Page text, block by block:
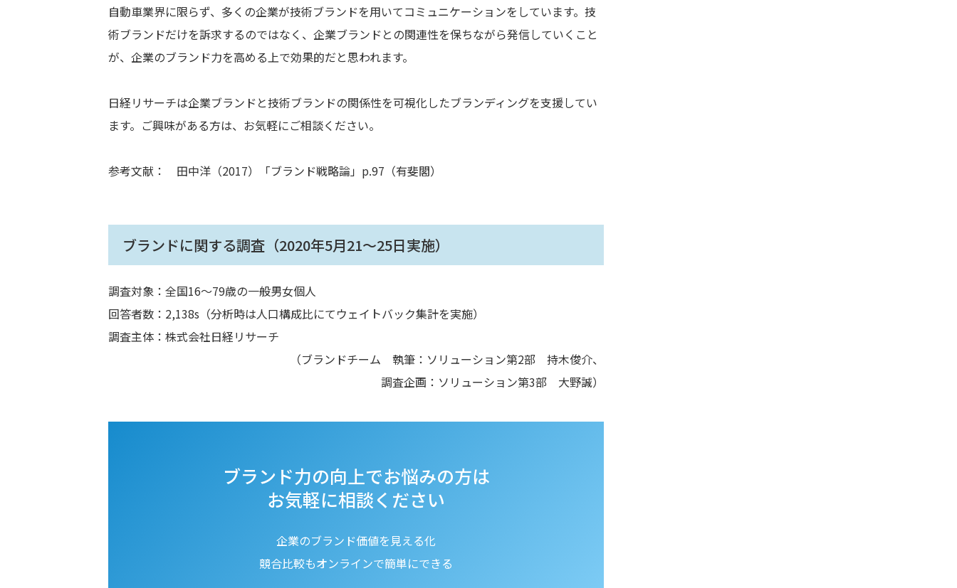
自動車業界に限らず、多くの企業が技術ブランドを用いてコミュニケーションをしています。技
術ブランドだけを訴求するのではなく、企業ブランドとの関連性を保ちながら発信していくこと
が、企業のブランド力を高める上で効果的だと思われます。
日経リサーチは企業ブランドと技術ブランドの関係性を可視化したブランディングを支援してい
ます。ご興味がある方は、お気軽にご相談ください。
参考文献： 田中洋（2017）「ブランド戦略論」p.97（有斐閣）
ブランドに関する調査（2020年5月21～25日実施）
調査対象：全国16～79歳の一般男女個人
回答者数：2,138s（分析時は人口構成比にてウェイトバック集計を実施）
調査主体：株式会社日経リサーチ
（ブランドチーム 執筆：ソリューション第2部 持木俊介、
調査企画：ソリューション第3部 大野誠）
ブランド力の向上でお悩みの方は
お気軽に相談ください
企業のブランド価値を見える化
競合比較もオンラインで簡単にできる